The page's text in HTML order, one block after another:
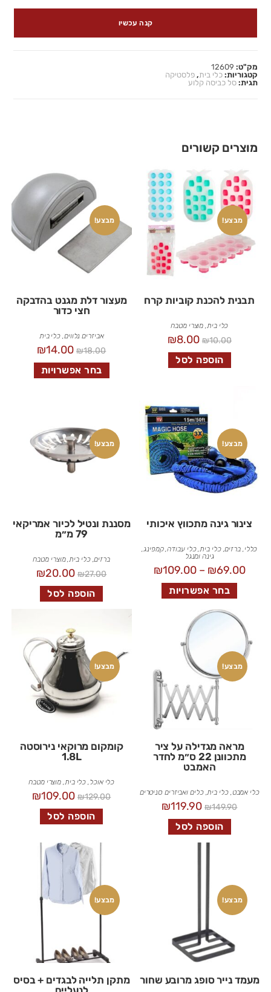
קנה עכשיו
מק"ט: 12609
קטגוריות:כלי בית,פלסטיקה
תגית:סל כביסה קלוע
מוצרים קשורים
מבצע!
תבנית להכנת קוביות קרח
כלי בית, מוצרי מטבח
₪10.00
₪8.00
הוספה לסל
מבצע!
מעצור דלת מגנט בהדבקה
חצי כדור
אביזרים נלווים, כלי בית
₪18.00
₪14.00
בחר אפשרויות
מבצע!
צינור גינה מתכווץ איכותי
כללי ,ברזים,כלי בית ,כלי עבודה,קמפינג,
גינה ומנגל
₪69.00
–
₪109.00
בחר אפשרויות
מבצע!
מסננת ונטיל לכיור אמריקאי
79 מ״מ
ברזים,כלי בית ,מוצרי מטבח
₪27.00
₪20.00
הוספה לסל
מבצע!
מראה מגדילה על ציר
מתכוונן 22 ס״מ לחדר
האמבט
כלי אמבט,כלי בית,כלים ואביזרים סניטרים
₪149.90
₪119.90
הוספה לסל
מבצע!
קומקום מרוקאי נירוסטה
1.8L
כלי אוכל, כלי בית, מוצרי מטבח
₪129.00
₪109.00
הוספה לסל
מבצע!
מעמד נייר סופג מרובע שחור
מבצע!
מתקן תלייה לבגדים + בסיס